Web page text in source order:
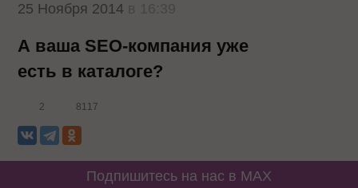
25 Ноября 2014
А ваша SEO-компания уже
есть в каталоге?
2 8117
Подпишитесь на нас в MAX